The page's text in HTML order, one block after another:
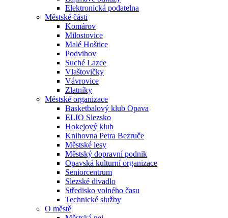
Elektronická podatelna
Městské části
Komárov
Milostovice
Malé Hoštice
Podvihov
Suché Lazce
Vlaštovičky
Vávrovice
Zlatníky
Městské organizace
Basketbalový klub Opava
ELIO Slezsko
Hokejový klub
Knihovna Petra Bezruče
Městské lesy
Městský dopravní podnik
Opavská kulturní organizace
Seniorcentrum
Slezské divadlo
Středisko volného času
Technické služby
O městě